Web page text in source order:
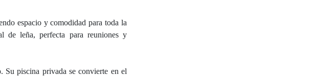
espacio y comodidad para toda la
de leña, perfecta para reuniones y
Su piscina privada se convierte en el